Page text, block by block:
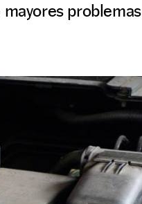
problemas